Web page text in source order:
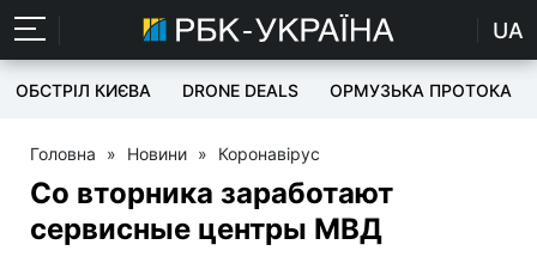
UA
ОБСТРІЛ КИЄВА DRONE DEALS ОРМУЗЬКА ПРОТОКА
Головна » Новини » Коронавірус
Со вторника заработают
сервисные центры МВД